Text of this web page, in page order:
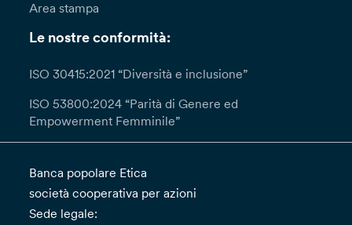
mese, prorogabile di due (2) mesi in casi di
particolare complessità; in questi casi, la Banca
interlocutoria entro un (1) mese informandoti
ritenga che il trattamento dei tuoi dati da parte
del Titolare avvenga in violazione del GDPR
potrai proporre reclamo all’autorità di controllo.
Area stampa
Le nostre conformità:
ISO 30415:2021 “Diversità e inclusione”
ISO 53800:2024 “Parità di Genere ed
Empowerment Femminile”
Banca popolare Etica
società cooperativa per azioni
Sede legale: